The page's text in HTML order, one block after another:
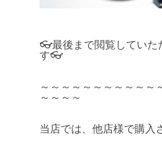
👓最後まで閲覧していた
す👓
～～～～～～～～～～～
～～～～
当店では、他店様で購入